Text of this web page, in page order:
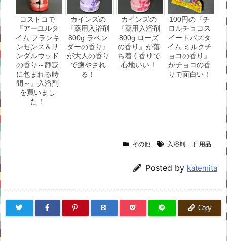
コストコで
『アーユルタ
イム フランキ
ンセンス＆サ
ンダルウッド
の香り～静寂
に包まれる時
間～』入浴剤
を買いまし
た！
カインズの
『薬用入浴剤
800g ラベン
ダーの香り』
が大人の香り
で癒やされ
る！
カインズの
『薬用入浴剤
800g ローズ
の香り』が落
ち着く香りで
心地いい！
100円の『チ
ロルチョコス
イートバスタ
イム ミルクチ
ョコの香り』
がチョコの香
りで面白い！
その他 入浴剤 , 日用品
Posted by katemita
B! Copy